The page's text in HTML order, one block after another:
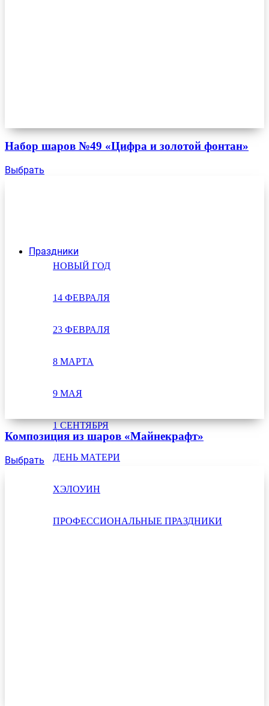
Праздники
НОВЫЙ ГОД
14 ФЕВРАЛЯ
23 ФЕВРАЛЯ
8 МАРТА
9 МАЯ
1 СЕНТЯБРЯ
ДЕНЬ МАТЕРИ
ХЭЛОУИН
ПРОФЕССИОНАЛЬНЫЕ ПРАЗДНИКИ
Набор шаров №49 «Цифра и золотой фонтан»
Выбрать
Композиция из шаров «Майнекрафт»
Выбрать